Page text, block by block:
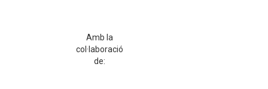
Amb la
col·laboració
de: